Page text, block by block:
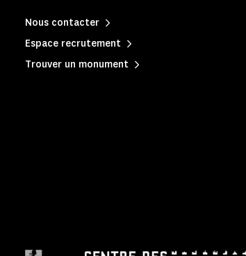
Nous contacter
Espace recrutement
Trouver un monument